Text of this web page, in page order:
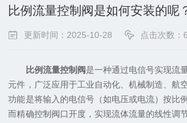
比例流量控制阀是如何安装的呢
更新时间：2025-10-28 点击次数：
比例流量控制阀是一种通过电信号实现流
元件，广泛应用于工业自动化、机械制造、航
功能是将输入的电信号（如电压或电流）按比
而精确控制阀口开度，实现流体流量的线性调